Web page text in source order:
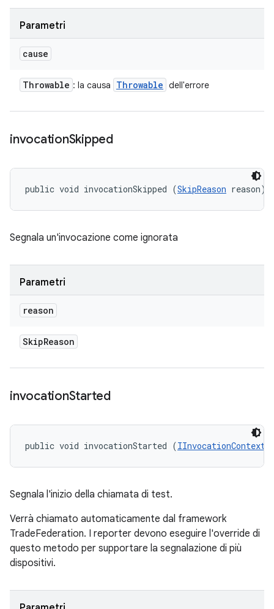
Parametri
cause
Throwable : la causa Throwable dell'errore
invocationSkipped
public void invocationSkipped (SkipReason reason)
Segnala un'invocazione come ignorata
Parametri
reason
SkipReason
invocationStarted
public void invocationStarted (IInvocationContext
Segnala l'inizio della chiamata di test.
Verrà chiamato automaticamente dal framework
TradeFederation. I reporter devono eseguire l'override di
questo metodo per supportare la segnalazione di più
dispositivi.